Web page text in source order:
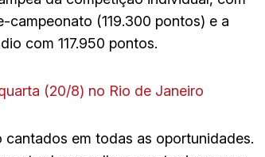
(119.300 pontos) e a
com 117.950 pontos.
(20/8) no Rio de Janeiro
em todas as oportunidades.